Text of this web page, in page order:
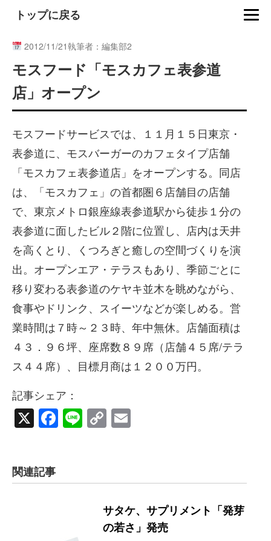
トップに戻る
2012/11/21執筆者：編集部2
モスフード「モスカフェ表参道
店」オープン
モスフードサービスでは、１１月１５日東京・
表参道に、モスバーガーのカフェタイプ店舗
「モスカフェ表参道店」をオープンする。同店
は、「モスカフェ」の首都圏６店舗目の店舗
で、東京メトロ銀座線表参道駅から徒歩１分の
表参道に面したビル２階に位置し、店内は天井
を高くとり、くつろぎと癒しの空間づくりを演
出。オープンエア・テラスもあり、季節ごとに
移り変わる表参道のケヤキ並木を眺めながら、
食事やドリンク、スイーツなどが楽しめる。営
業時間は７時～２３時、年中無休。店舗面積は
４３．９６坪、座席数８９席（店舗４５席/テラ
ス４４席）、目標月商は１２００万円。
記事シェア：
X Facebook
LineCopy
関連記事
サタケ、サプリメント「発芽
の若さ」発売